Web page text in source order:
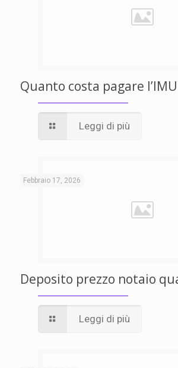
Quanto costa pagare l’IMU
Leggi di più
Febbraio 17, 2026
Deposito prezzo notaio
Leggi di più